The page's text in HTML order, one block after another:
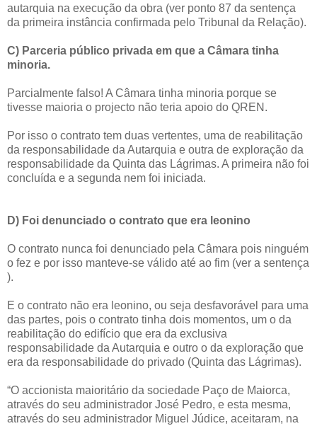
autarquia na execução da obra (ver ponto 87 da sentença
da primeira instância confirmada pelo Tribunal da Relação).
C) Parceria público privada em que a Câmara tinha
minoria.
Parcialmente falso! A Câmara tinha minoria porque se
tivesse maioria o projecto não teria apoio do QREN.
Por isso o contrato tem duas vertentes, uma de reabilitação
da responsabilidade da Autarquia e outra de exploração da
responsabilidade da Quinta das Lágrimas. A primeira não foi
concluída e a segunda nem foi iniciada.
D) Foi denunciado o contrato que era leonino
O contrato nunca foi denunciado pela Câmara pois ninguém
o fez e por isso manteve-se válido até ao fim (ver a sentença
).
E o contrato não era leonino, ou seja desfavorável para uma
das partes, pois o contrato tinha dois momentos, um o da
reabilitação do edifício que era da exclusiva
responsabilidade da Autarquia e outro o da exploração que
era da responsabilidade do privado (Quinta das Lágrimas).
“O accionista maioritário da sociedade Paço de Maiorca,
através do seu administrador José Pedro, e esta mesma,
através do seu administrador Miguel Júdice, aceitaram, na